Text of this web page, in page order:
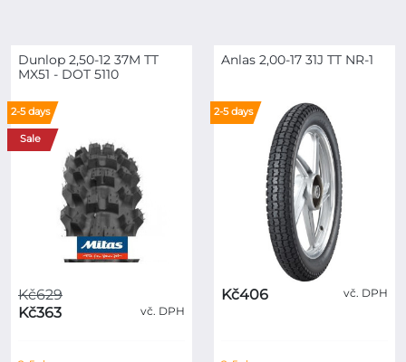
Dunlop 2,50-12 37M TT
MX51 - DOT 5110
2-5 days
Sale
Kč629
Kč363
vč. DPH
Anlas 2,00-17 31J TT NR-1
2-5 days
Kč406 vč. DPH